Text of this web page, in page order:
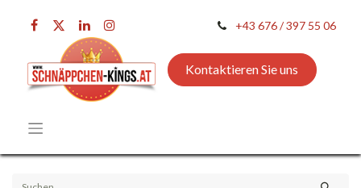
+43 676 / 397 55 06
Kontaktieren Sie uns